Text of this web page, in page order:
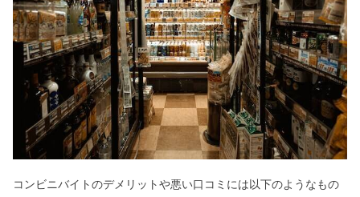
コンビニバイトのデメリットや悪い口コミには以下のようなもの